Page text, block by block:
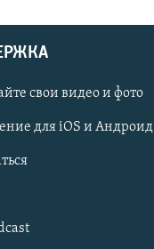
свои видео и фото
для iOS и Андроид